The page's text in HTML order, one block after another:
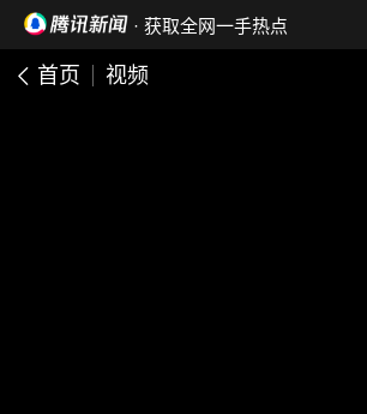
· 获取全网一手热点
首页 视频